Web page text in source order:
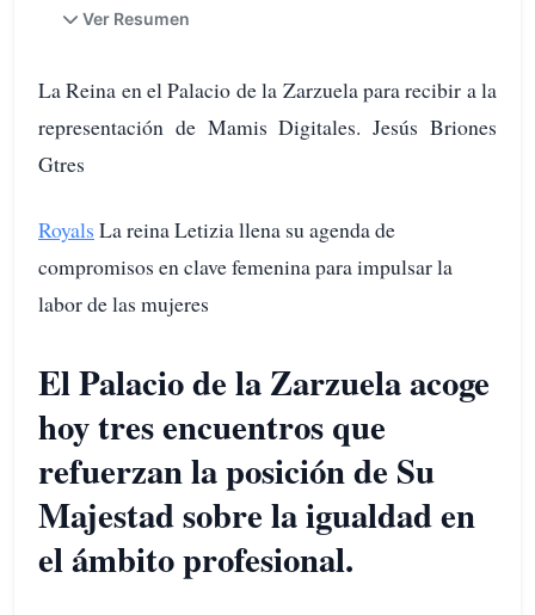
Ver Resumen
La Reina en el Palacio de la Zarzuela para recibir a la
representación de Mamis Digitales. Jesús Briones
Gtres
Royals La reina Letizia llena su agenda de
compromisos en clave femenina para impulsar la
labor de las mujeres
El Palacio de la Zarzuela acoge
hoy tres encuentros que
refuerzan la posición de Su
Majestad sobre la igualdad en
el ámbito profesional.